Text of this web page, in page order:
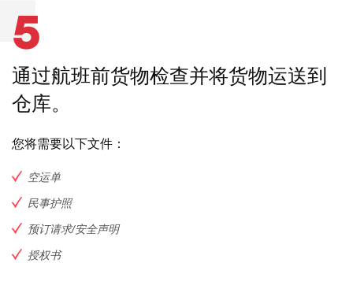
5
通过航班前货物检查并将货物运送到
仓库。
您将需要以下文件：
空运单
民事护照
预订请求/安全声明
授权书